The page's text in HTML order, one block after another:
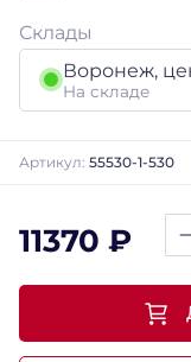
Склады
Воронеж,
На складе
Артикул: 55530-1-530
11370 ₽